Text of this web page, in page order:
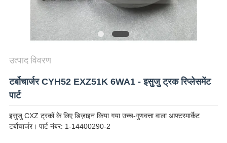
PRIVACY
POLICY
उत्पाद विवरण
टर्बोचार्जर CYH52 EXZ51K 6WA1 - इसुजु ट्रक रिप्लेसमेंट
पार्ट
इसुजु CXZ ट्रकों के लिए डिज़ाइन किया गया उच्च-गुणवत्ता वाला आफ्टरमार्केट
टर्बोचार्जर। पार्ट नंबर: 1-14400290-2